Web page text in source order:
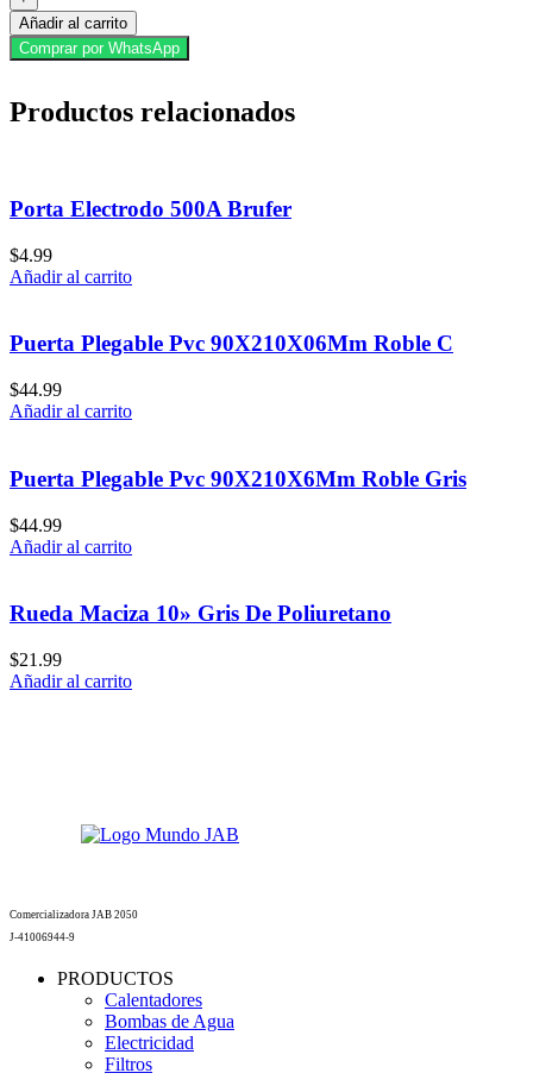
Añadir al carrito
Comprar por WhatsApp
Productos relacionados
Porta Electrodo 500A Brufer
$4.99
Añadir al carrito
Puerta Plegable Pvc 90X210X06Mm Roble C
$44.99
Añadir al carrito
Puerta Plegable Pvc 90X210X6Mm Roble Gris
$44.99
Añadir al carrito
Rueda Maciza 10» Gris De Poliuretano
$21.99
Añadir al carrito
Comercializadora JAB 2050
J-41006944-9
PRODUCTOS
Calentadores
Bombas de Agua
Electricidad
Filtros